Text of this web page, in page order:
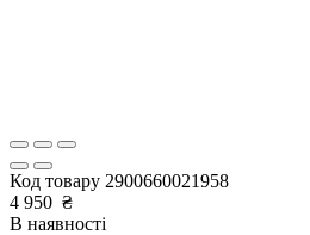
Код товару 2900660021958
4 950 ₴
В наявності